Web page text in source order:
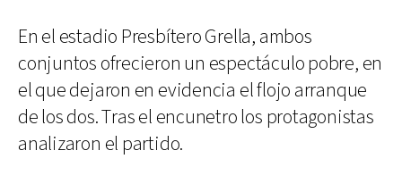
En el estadio Presbítero Grella, ambos
conjuntos ofrecieron un espectáculo pobre, en
el que dejaron en evidencia el flojo arranque
de los dos. Tras el encunetro los protagonistas
analizaron el partido.